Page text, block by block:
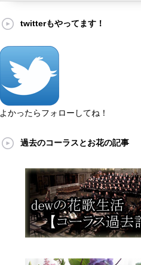
twitterもやってます！
よかったらフォローしてね！
過去のコーラスとお花の記事